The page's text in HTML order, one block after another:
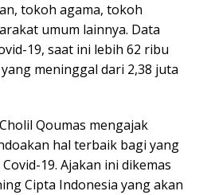
tokoh agama, tokoh
umum lainnya. Data
19, saat ini lebih 62 ribu
meninggal dari 2,38 juta
Qoumas mengajak
hal terbaik bagi yang
19. Ajakan ini dikemas
Cipta Indonesia yang akan